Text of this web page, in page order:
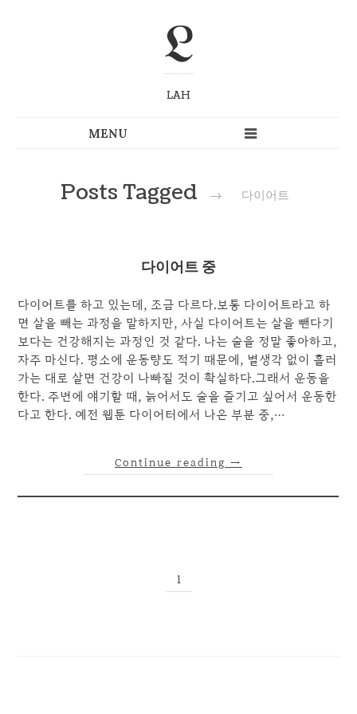
L
LAH
Posts Tagged → 다이어트
다이어트 중
다이어트를 하고 있는데, 조금 다르다.보통 다이어트라고 하
면 살을 빼는 과정을 말하지만, 사실 다이어트는 살을 뺀다기
보다는 건강해지는 과정인 것 같다. 나는 술을 정말 좋아하고,
자주 마신다. 평소에 운동량도 적기 때문에, 별생각 없이 흘러
가는 대로 살면 건강이 나빠질 것이 확실하다.그래서 운동을
한다. 주변에 얘기할 때, 늙어서도 술을 즐기고 싶어서 운동한
다고 한다. 예전 웹툰 다이어터에서 나온 부분 중,…
Continue reading →
1